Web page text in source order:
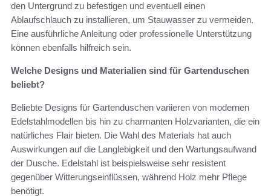
den Untergrund zu befestigen und eventuell einen
Ablaufschlauch zu installieren, um Stauwasser zu vermeiden.
Eine ausführliche Anleitung oder professionelle Unterstützung
können ebenfalls hilfreich sein.
Welche Designs und Materialien sind für Gartenduschen
beliebt?
Beliebte Designs für Gartenduschen variieren von modernen
Edelstahlmodellen bis hin zu charmanten Holzvarianten, die ein
natürliches Flair bieten. Die Wahl des Materials hat auch
Auswirkungen auf die Langlebigkeit und den Wartungsaufwand
der Dusche. Edelstahl ist beispielsweise sehr resistent
gegenüber Witterungseinflüssen, während Holz mehr Pflege
benötigt.